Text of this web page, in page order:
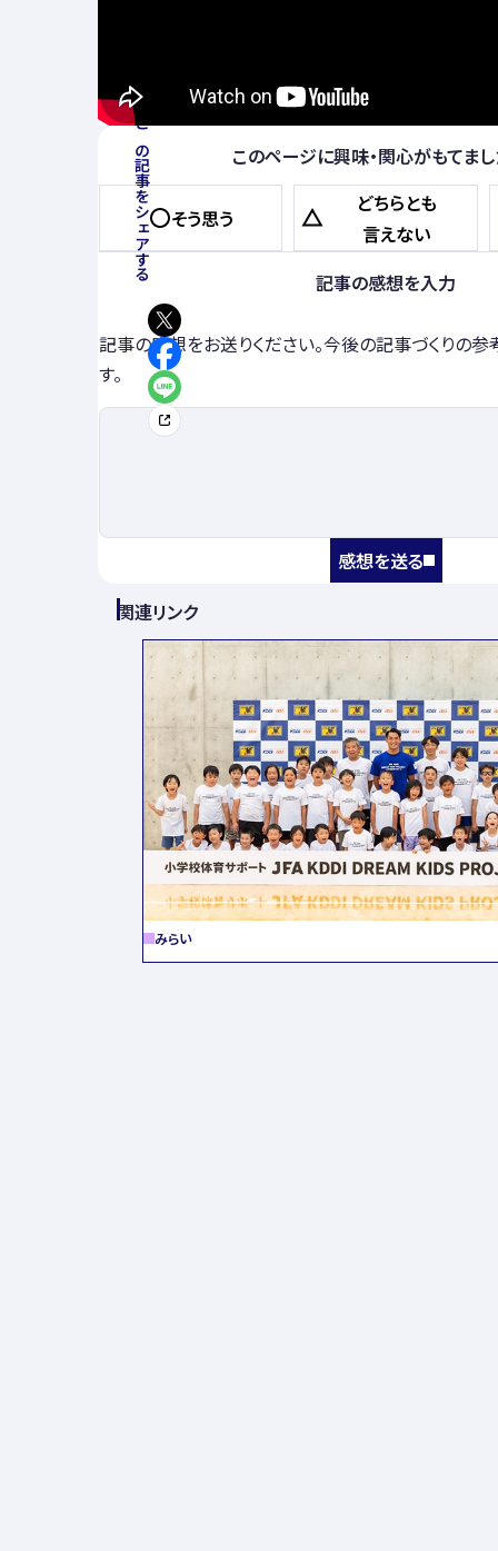
この記事をシェアする このページに興味・関心がもてまし
そう思う
どちらとも
言えない
記事の感想を入力
記事の感想をお送りください。今後の記事づくりの
す。
感想を送る
関連リンク
みらい